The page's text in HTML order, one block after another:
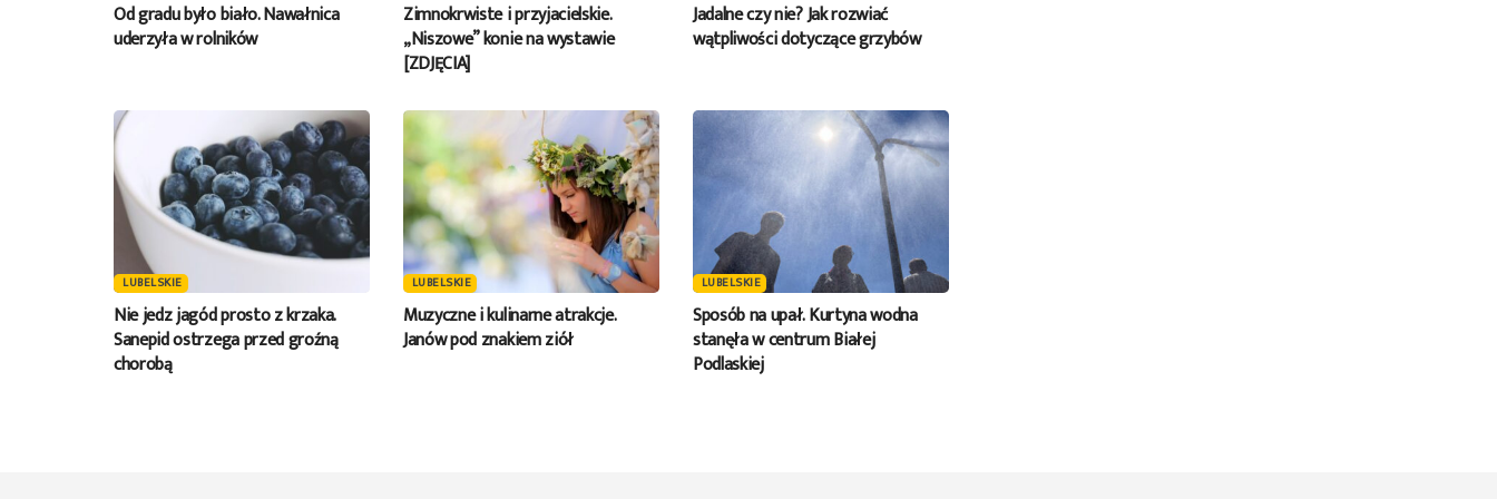
Od gradu było biało. Nawałnica
uderzyła w rolników
Zimnokrwiste i przyjacielskie.
„Niszowe” konie na wystawie
[ZDJĘCIA]
Jadalne czy nie? Jak rozwiać
wątpliwości dotyczące grzybów
LUBELSKIE
Nie jedz jagód prosto z krzaka.
Sanepid ostrzega przed groźną
chorobą
LUBELSKIE
Muzyczne i kulinarne atrakcje.
Janów pod znakiem ziół
LUBELSKIE
Sposób na upał. Kurtyna wodna
stanęła w centrum Białej
Podlaskiej